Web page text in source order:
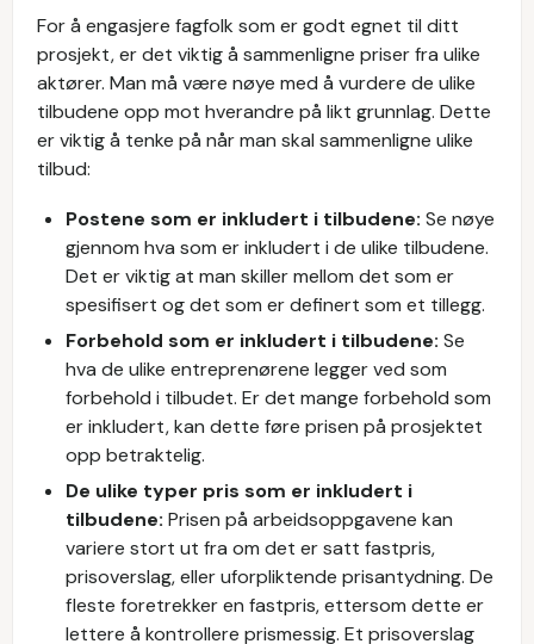
For å engasjere fagfolk som er godt egnet til ditt
prosjekt, er det viktig å sammenligne priser fra ulike
aktører. Man må være nøye med å vurdere de ulike
tilbudene opp mot hverandre på likt grunnlag. Dette
er viktig å tenke på når man skal sammenligne ulike
tilbud:
Postene som er inkludert i tilbudene: Se nøye
gjennom hva som er inkludert i de ulike tilbudene.
Det er viktig at man skiller mellom det som er
spesifisert og det som er definert som et tillegg.
Forbehold som er inkludert i tilbudene: Se
hva de ulike entreprenørene legger ved som
forbehold i tilbudet. Er det mange forbehold som
er inkludert, kan dette føre prisen på prosjektet
opp betraktelig.
De ulike typer pris som er inkludert i
tilbudene: Prisen på arbeidsoppgavene kan
variere stort ut fra om det er satt fastpris,
prisoverslag, eller uforpliktende prisantydning. De
fleste foretrekker en fastpris, ettersom dette er
lettere å kontrollere prismessig. Et prisoverslag